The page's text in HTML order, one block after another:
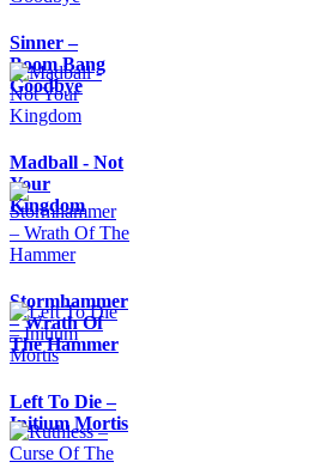
Sinner –
Boom Bang
Goodbye
Madball - Not
Your
Kingdom
Stormhammer
– Wrath Of
The Hammer
Left To Die –
Initium Mortis